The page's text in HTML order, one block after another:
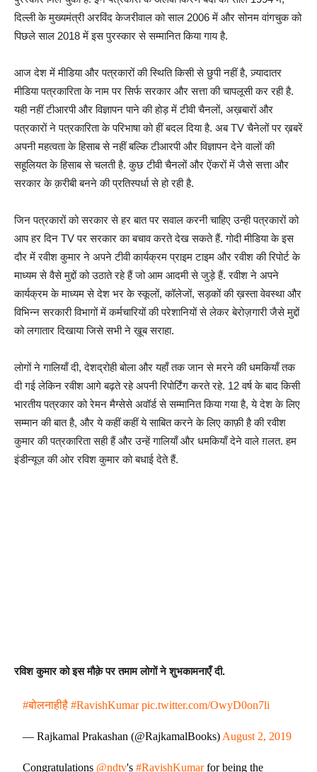
दिल्ली के मुख्यमंत्री अरविंद केजरीवाल को साल 2006 में और सोनम वांगचुक को
पिछले साल 2018 में इस पुरस्कार से सम्मानित किया गाय है.
आज देश में मीडिया और पत्रकारों की स्थिति किसी से छुपी नहीं है, ज़्यादातर
मीडिया पत्रकारिता के नाम पर सिर्फ सरकार और सत्ता की चापलूसी कर रही है.
यही नहीं टीआरपी और विज्ञापन पाने की होड़ में टीवी चैनलों, अख़बारों और
पत्रकारों ने पत्रकारिता के परिभाषा को हीं बदल दिया है. अब TV चैनेलों पर ख़बरें
अपनी महत्वता के हिसाब से नहीं बल्कि टीआरपी और विज्ञापन देने वालों की
सहूलियत के हिसाब से चलती है. कुछ टीवी चैनलों और ऐंकरों में जैसे सत्ता और
सरकार के क़रीबी बनने की प्रतिस्पर्धा से हो रही है.
जिन पत्रकारों को सरकार से हर बात पर सवाल करनी चाहिए उन्ही पत्रकारों को
आप हर दिन TV पर सरकार का बचाव करते देख सकते हैं. गोदी मीडिया के इस
दौर में रवीश कुमार ने अपने टीवी कार्यक्रम प्राइम टाइम और रवीश की रिपोर्ट के
माध्यम से वैसे मुद्दों को उठाते रहे हैं जो आम आदमी से जुड़े हैं. रवीश ने अपने
कार्यक्रम के माध्यम से देश भर के स्कूलों, कॉलेजों, सड़कों की ख़स्ता वेवस्था और
विभिन्न सरकारी विभागों में कर्मचारियों की परेशानियों से लेकर बेरोज़गारी जैसे मुद्दों
को लगातार दिखाया जिसे सभी ने ख़ूब सराहा.
लोगों ने गालियाँ दी, देशद्रोही बोला और यहाँ तक जान से मरने की धमकियाँ तक
दी गई लेकिन रवीश आगे बढ़ते रहे अपनी रिपोर्टिंग करते रहे. 12 वर्ष के बाद किसी
भारतीय पत्रकार को रेमन मैग्सेसे अवॉर्ड से सम्मानित किया गया है, ये देश के लिए
सम्मान की बात है, और ये कहीं कहीं ये साबित करने के लिए काफ़ी है की रवीश
कुमार की पत्रकारिता सही हैं और उन्हें गालियाँ और धमकियाँ देने वाले ग़लत. हम
इंडीन्यूज़ की ओर रविश कुमार को बधाई देते हैं.
रविश कुमार को इस मौक़े पर तमाम लोगों ने शुभकामनाएँ दी.
#बोलनाहीहै #RavishKumar pic.twitter.com/OwyD0on7li
— Rajkamal Prakashan (@RajkamalBooks)August 2, 2019
Congratulations @ndtv's#RavishKumarfor being the